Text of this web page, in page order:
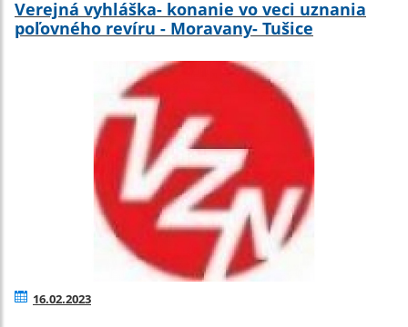
Verejná vyhláška- konanie vo veci uznania
poľovného revíru - Moravany- Tušice
16.02.2023